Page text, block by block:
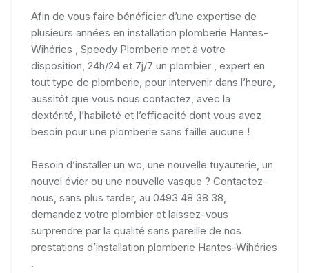
Afin de vous faire bénéficier d’une expertise de
plusieurs années en installation plomberie Hantes-
Wihéries , Speedy Plomberie met à votre
disposition, 24h/24 et 7j/7 un plombier , expert en
tout type de plomberie, pour intervenir dans l’heure,
aussitôt que vous nous contactez, avec la
dextérité, l’habileté et l’efficacité dont vous avez
besoin pour une plomberie sans faille aucune !
Besoin d’installer un wc, une nouvelle tuyauterie, un
nouvel évier ou une nouvelle vasque ? Contactez-
nous, sans plus tarder, au 0493 48 38 38,
demandez votre plombier et laissez-vous
surprendre par la qualité sans pareille de nos
prestations d’installation plomberie Hantes-Wihéries
.